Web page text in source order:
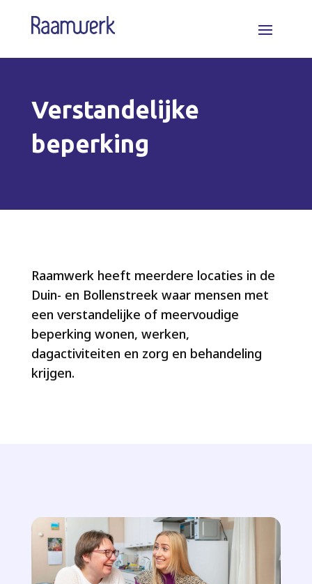
Verstandelijke
beperking
Raamwerk heeft meerdere locaties in de
Duin- en Bollenstreek waar mensen met
een verstandelijke of meervoudige
beperking wonen, werken,
dagactiviteiten en zorg en behandeling
krijgen.